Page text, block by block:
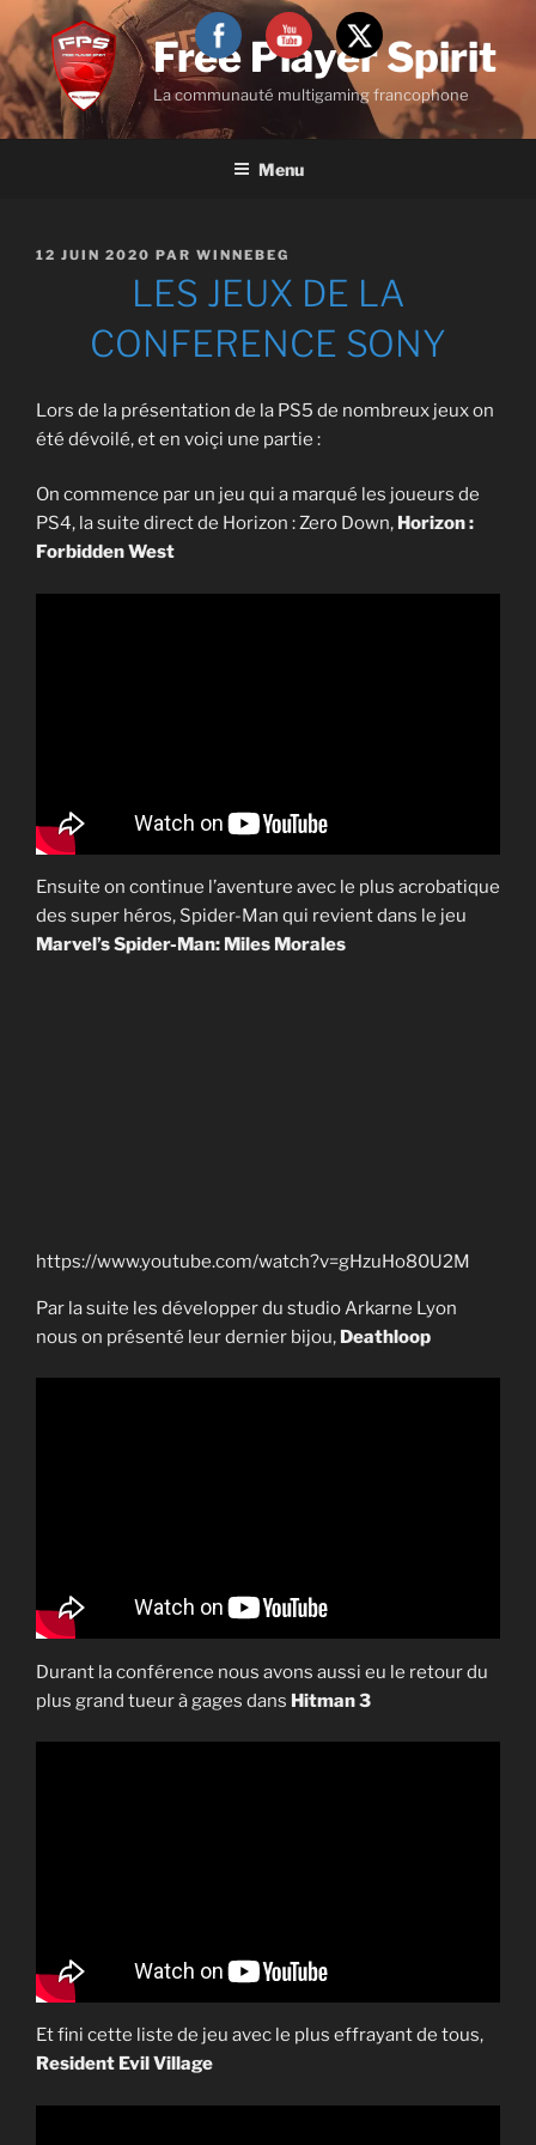
Aller
au
contenu
principal
Free Player Spirit
La communauté multigaming francophone
Menu
PUBLIÉ
12 JUIN 2020 PAR WINNEBEG
LES JEUX DE LA
CONFERENCE SONY
Lors de la présentation de la PS5 de nombreux jeux on
été dévoilé, et en voiçi une partie :
On commence par un jeu qui a marqué les joueurs de
PS4, la suite direct de Horizon : Zero Down, Horizon :
Forbidden West
Ensuite on continue l’aventure avec le plus acrobatique
des super héros, Spider-Man qui revient dans le jeu
Marvel’s Spider-Man: Miles Morales
https://www.youtube.com/watch?v=gHzuHo80U2M
Par la suite les développer du studio Arkarne Lyon
nous on présenté leur dernier bijou, Deathloop
Durant la conférence nous avons aussi eu le retour du
plus grand tueur à gages dans Hitman 3
Et fini cette liste de jeu avec le plus effrayant de tous,
Resident Evil Village